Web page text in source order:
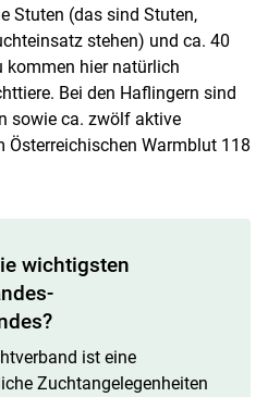
Stuten (das sind Stuten,
stehen) und ca. 40
kommen hier natürlich
Bei den Haflingern sind
sowie ca. zwölf aktive
Österreichischen Warmblut 118
­wichtigsten
ist eine
Zuchtangelegenheiten